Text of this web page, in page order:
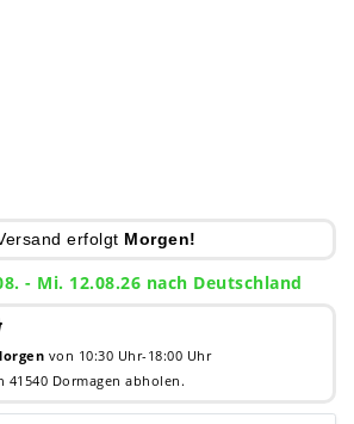
erfolgt Morgen!
- Mi. 12.08.26 nach Deutschland
von 10:30 Uhr-18:00 Uhr
41540 Dormagen abholen.